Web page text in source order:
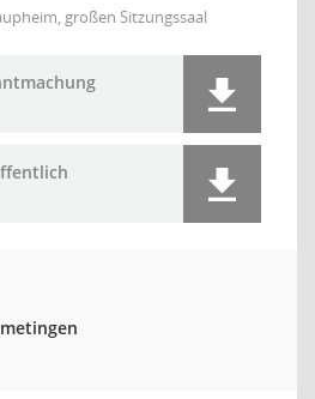
großen Sitzungssaal